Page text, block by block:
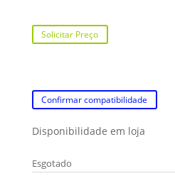
Solicitar Preço
Confirmar compatibilidade
Disponibilidade em loja
Esgotado